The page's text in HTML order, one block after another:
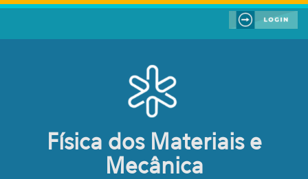
Pular para o conteúdo principal
Física dos Materiais e
Mecânica